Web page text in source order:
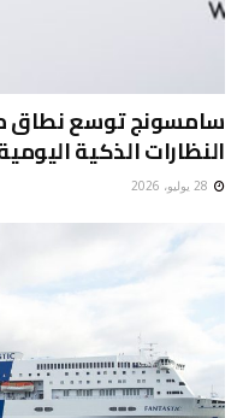
سامسونج توسع نطاق
النظارات الذكية